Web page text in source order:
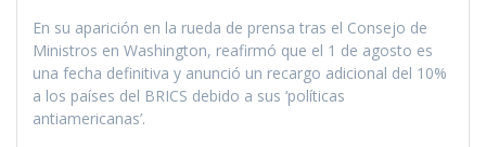
En su aparición en la rueda de prensa tras el Consejo de
Ministros en Washington, reafirmó que el 1 de agosto es
una fecha definitiva y anunció un recargo adicional del 10%
a los países del BRICS debido a sus ‘políticas
antiamericanas’.